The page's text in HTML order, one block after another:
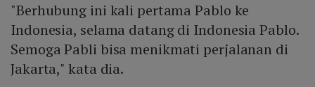
"Berhubung ini kali pertama Pablo ke
Indonesia, selama datang di Indonesia Pablo.
Semoga Pabli bisa menikmati perjalanan di
Jakarta," kata dia.